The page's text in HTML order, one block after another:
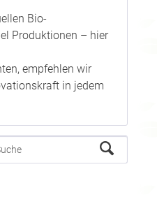
Bio-
Produktionen – hier
empfehlen wir
in jedem